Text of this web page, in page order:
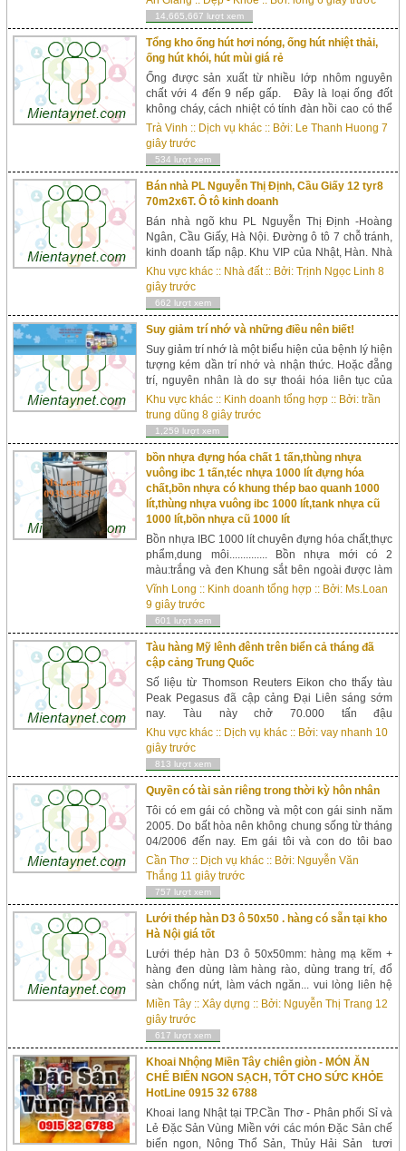
khoa sẽ giúp chị em có thể sớm phát hiện được
bệnh, từ đó c...
14,665,667 lượt xem
Tổng kho ống hút hơi nóng, ống hút nhiệt thải,
ống hút khói, hút mùi giá rẻ
Ống được sản xuất từ nhiều lớp nhôm nguyên
chất với 4 đến 9 nếp gấp. Đây là loại ống đốt
không cháy, cách nhiệt có tính đàn hồi cao có thể
lắp đặt dễ dàng vào các đầu ống hình tròn, hình
bầu dục, hình chữ nhật Ống được sử dụng cho
hệ thống điều hòa, hệ thống nồi hơi, hệ thống ống
hút bếp với...
Trà Vinh :: Dịch vụ khác :: Bởi: Le Thanh Huong 7
giây trước
534 lượt xem
Bán nhà PL Nguyễn Thị Định, Cầu Giấy 12 tyr8
70m2x6T. Ô tô kinh doanh
Bán nhà ngõ khu PL Nguyễn Thị Định -Hoàng
Ngân, Cầu Giấy, Hà Nội. Đường ô tô 7 chỗ tránh,
kinh doanh tấp nập. Khu VIP của Nhật, Hàn. Nhà
thuộc khu Phân Lô rất Vip của Nguyễn Thị Định,
Đỗ Quang, Trần Duy Hưng, hoàng Ngân, Nguyễn
Ngọc Vũ. Diện tích xây dựng 70m2 x 6 tầng khung
BTCT chắc chắn, nhà vẫn còn mới đẹp, chủ xâ...
Khu vực khác :: Nhà đất:: Bởi:Trịnh Ngọc Linh 8
giây trước
662 lượt xem
Suy giảm trí nhớ và những điều nên biết!
Suy giảm trí nhớ là một biểu hiện của bệnh lý hiện
tượng kém dần trí nhớ và nhận thức. Hoặc đẵng
trí, nguyên nhân là do sự thoái hóa liên tục của
các tế bào não. Suy giảm trí nhớ hiện này bắt...
Khu vực khác :: Kinh doanh tổng hợp :: Bởi:trần
trung dũng 8 giây trước
1,259 lượt xem
bồn nhựa đựng hóa chất 1 tấn,thùng nhựa
vuông ibc 1 tấn,téc nhựa 1000 lít đựng hóa
chất,bồn nhựa có khung thép bao quanh 1000
lít,thùng nhựa vuông ibc 1000 lít,tank nhựa cũ
1000 lít,bồn nhựa cũ 1000 lít
Bồn nhựa IBC 1000 lít chuyên đựng hóa chất,thực
phẩm,dung môi.............. Bồn nhựa mới có 2
màu:trắng và đen Khung sắt bên ngoài được làm
bằng thép mạ kẽm Có 1 miệng bồn,1 vang xả đáy
bồn Kích thước: 1186mm x 1000m...
Vĩnh Long :: Kinh doanh tổng hợp :: Bởi: Ms.Loan
9 giây trước
601 lượt xem
Tàu hàng Mỹ lênh đênh trên biển cả tháng đã
cập cảng Trung Quốc
Số liệu từ Thomson Reuters Eikon cho thấy tàu
Peak Pegasus đã cập cảng Đại Liên sáng sớm
nay. Tàu này chở 70.000 tấn đậu
tương từ Mỹ, ko kịp thông quan trước lúc Bắc Kinh
áp thuế trả nủa và đã ph...
Khu vực khác :: Dịch vụ khác :: Bởi:vay nhanh 10
giây trước
813 lượt xem
Quyền có tài sản riêng trong thời kỳ hôn nhân
Tôi có em gái có chồng và một con gái sinh năm
2005. Do bất hòa nên không chung sống từ tháng
04/2006 đến nay. Em gái tôi và con do tôi bao
quanh nuôi dưỡng từ khi sinh con cho đến nay.
Cha của đứa trẻ từ khi về nhà mẹ ruột đến nay
cũng không chu cấp tiền bạc hay thăm hỏi. Vì sợ
khi ly hôn sẽ ảnh hưởng tác động đến tâm...
Cần Thơ :: Dịch vụ khác :: Bởi: Nguyễn Văn
Thắng 11 giây trước
757 lượt xem
Lưới thép hàn D3 ô 50x50 . hàng có sẵn tại kho
Hà Nội giá tốt
Lưới thép hàn D3 ô 50x50mm: hàng mạ kẽm +
hàng đen dùng làm hàng rào, dùng trang trí, đổ
sàn chống nứt, làm vách ngăn... vui lòng liên hệ
hotline: 0974487606 - Mrs Trang để được tư vấn
và báo giá tốt: Quy cách : - Dạng cuộn có sẵn :
1mx15m, 1.2mx15m, 1.5mx15m/ cuộn - Dạng tấm:
sản xuất theo kích thước đặt hàng của ...
Miền Tây ::Xây dựng :: Bởi: Nguyễn Thị Trang 12
giây trước
617 lượt xem
Khoai Nhộng Miền Tây chiên giòn - MÓN ĂN
CHẾ BIẾN NGON SẠCH, TỐT CHO SỨC KHỎE
HotLine 0915 32 6788
Khoai lang Nhật tại TP.Cần Thơ - Phân phối Sỉ và
Lẻ Đặc Sản Vùng Miền với các món Đặc Sản chế
biến ngon, Nông Thổ Sản, Thủy Hải Sản tươi